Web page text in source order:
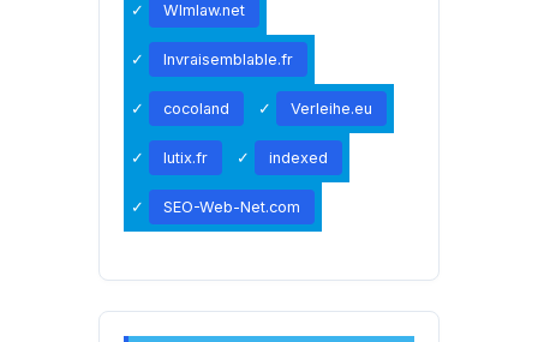
Wlmlaw.net
Invraisemblable.fr
cocoland Verleihe.eu
lutix.fr indexed
SEO-Web-Net.com